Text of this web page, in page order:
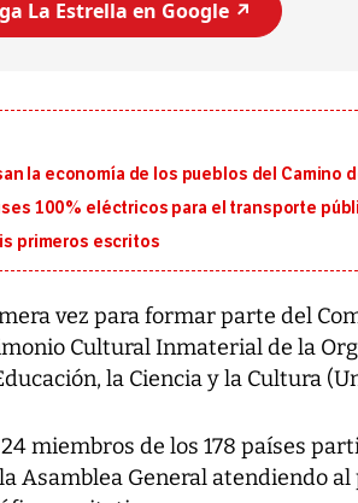
La Estrella en Google ↗️
la economía de los pueblos del Camino
100% eléctricos para el transporte
primeros escritos
vez para formar parte del
Cultural Inmaterial de la
la Ciencia y la Cultura
miembros de los 178 países
Asamblea General atendiendo
Un fuerte terremoto
7,1 se registró este